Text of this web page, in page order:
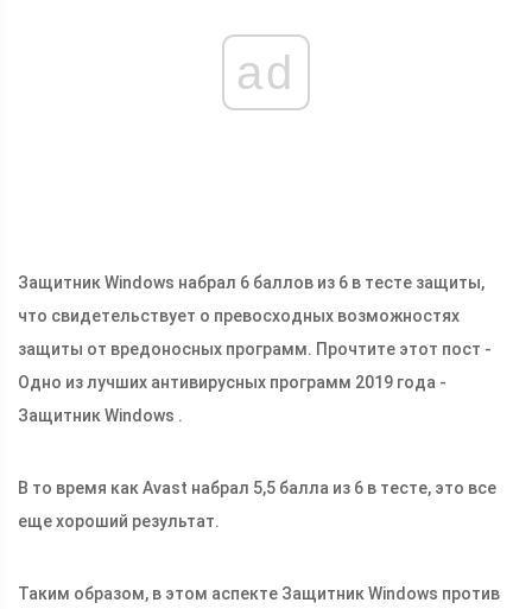
ad
Защитник Windows набрал 6 баллов из 6 в тесте защиты,
что свидетельствует о превосходных возможностях
защиты от вредоносных программ. Прочтите этот пост -
Одно из лучших антивирусных программ 2019 года -
Защитник Windows .
В то время как Avast набрал 5,5 балла из 6 в тесте, это все
еще хороший результат.
Таким образом, в этом аспекте Защитник Windows против